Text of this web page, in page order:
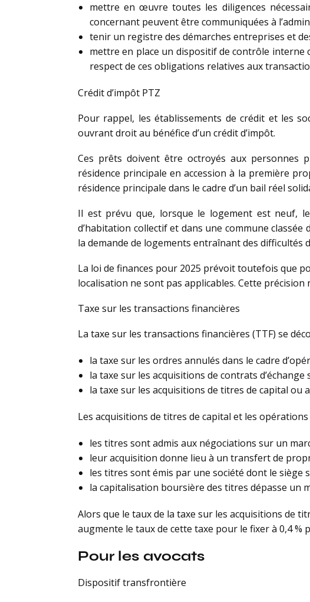
mettre en œuvre toutes les diligences
concernant peuvent être communiquées à
tenir un registre des démarches entreprises et
mettre en place un dispositif de contrôle interne
respect de ces obligations relatives aux
Crédit d’impôt PTZ
Pour rappel, les établissements de crédit et les
ouvrant droit au bénéfice d’un crédit d’impôt.
Ces prêts doivent être octroyés aux personnes
résidence principale en accession à la première
résidence principale dans le cadre d’un bail réel
Il est prévu que, lorsque le logement est neuf,
d’habitation collectif et dans une commune
la demande de logements entraînant des difficultés
La loi de finances pour 2025 prévoit toutefois que
localisation ne sont pas applicables. Cette précision
Taxe sur les transactions financières
La taxe sur les transactions financières (TTF) se
la taxe sur les ordres annulés dans le cadre
la taxe sur les acquisitions de contrats d’échange
la taxe sur les acquisitions de titres de capital ou
Les acquisitions de titres de capital et les
les titres sont admis aux négociations sur un
leur acquisition donne lieu à un transfert de
les titres sont émis par une société dont le siège
la capitalisation boursière des titres dépasse un
Alors que le taux de la taxe sur les acquisitions de
augmente le taux de cette taxe pour le fixer à 0,4
Pour les avocats
Dispositif transfrontière